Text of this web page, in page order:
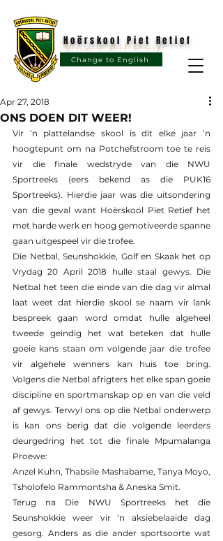
Change to English
Hoërskool Piet Retief
Hoërskool Piet Retief
ONS DOEN DIT WEER!
Apr 27, 2018
Vir ‘n plattelandse skool is dit elke jaar ‘n
hoogtepunt om na Potchefstroom toe te reis
vir die finale wedstryde van die NWU
Sportreeks (eers bekend as die PUK16
Sportreeks). Hierdie jaar was die uitsondering
van die geval want Hoërskool Piet Retief het
met harde werk en hoog gemotiveerde spanne
gaan uitgespeel vir die trofee.
Die Netbal, Seunshokkie, Golf en Skaak het op
Vrydag 20 April 2018 hulle staal gewys. Die
Netbal het teen die einde van die dag vir almal
laat weet dat hierdie skool se naam vir lank
bespreek gaan word omdat hulle algeheel
tweede geindig het wat beteken dat hulle
goeie kans staan om volgende jaar die trofee
vir algehele wenners kan huis toe bring.
Volgens die Netbal afrigters het elke span goeie
discipline en sportmanskap op en van die veld
af gewys. Terwyl ons op die Netbal onderwerp
is kan ons berig dat die volgende leerders
deurgedring het tot die finale Mpumalanga
Proewe:
Anzel Kuhn, Thabsile Mashabame, Tanya Moyo,
Tsholofelo Rammontsha & Aneska Smit.
Terug na Die NWU Sportreeks het die
Seunshokkie weer vir ‘n aksiebelaaide dag
gesorg. Anders as die ander sportsoorte wat